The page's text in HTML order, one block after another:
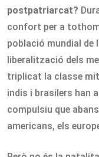
postpatriarcat?
confort per a
població mundial de
liberalització dels
triplicat la classe
indis i brasilers han
compulsiu que
americans, els